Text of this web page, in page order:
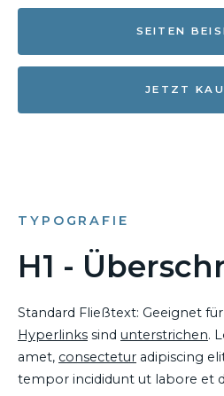
SEITEN
JETZT
TYPOGRAFIE
H1 -
Standard Fließtext: Geeignet
Hyperlinks sind unterstrichen.
amet, consectetur adipiscing
tempor incididunt ut labore et